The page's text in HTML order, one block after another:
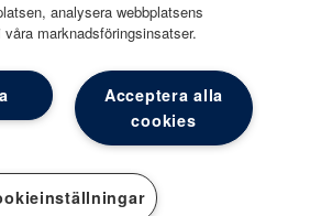
analysera webbplatsens
marknadsföringsinsatser.
Acceptera alla
cookies